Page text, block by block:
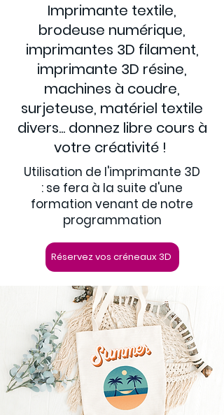
Imprimante textile,
brodeuse numérique,
imprimantes 3D filament,
imprimante 3D résine,
machines à coudre,
surjeteuse, matériel textile
divers... donnez libre cours à
votre créativité !
Utilisation de l'imprimante 3D
: se fera à la suite d'une
formation venant de notre
programmation
Réservez vos créneaux 3D